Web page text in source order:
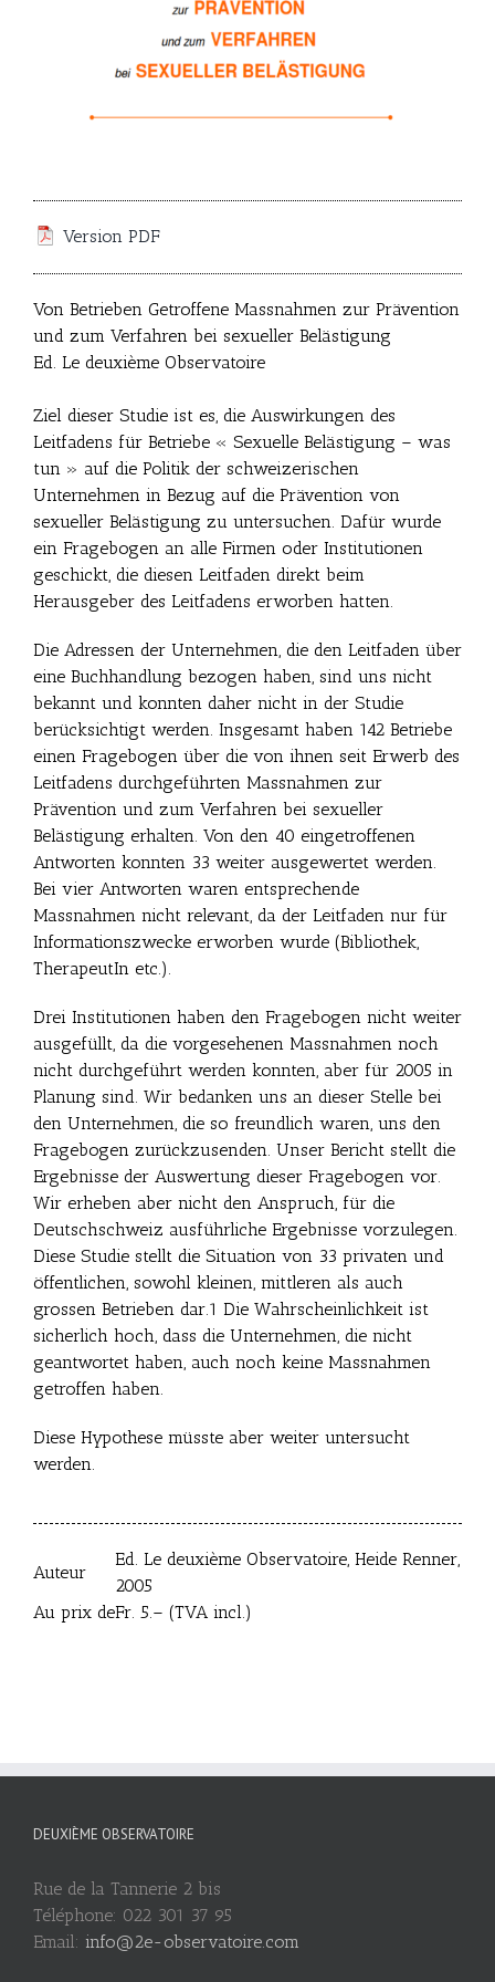
Version PDF
Von Betrieben Getroffene Massnahmen zur Prävention
und zum Verfahren bei sexueller Belästigung
Ed. Le deuxième Observatoire
Ziel dieser Studie ist es, die Auswirkungen des
Leitfadens für Betriebe « Sexuelle Belästigung – was
tun » auf die Politik der schweizerischen
Unternehmen in Bezug auf die Prävention von
sexueller Belästigung zu untersuchen. Dafür wurde
ein Fragebogen an alle Firmen oder Institutionen
geschickt, die diesen Leitfaden direkt beim
Herausgeber des Leitfadens erworben hatten.
Die Adressen der Unternehmen, die den Leitfaden über
eine Buchhandlung bezogen haben, sind uns nicht
bekannt und konnten daher nicht in der Studie
berücksichtigt werden. Insgesamt haben 142 Betriebe
einen Fragebogen über die von ihnen seit Erwerb des
Leitfadens durchgeführten Massnahmen zur
Prävention und zum Verfahren bei sexueller
Belästigung erhalten. Von den 40 eingetroffenen
Antworten konnten 33 weiter ausgewertet werden.
Bei vier Antworten waren entsprechende
Massnahmen nicht relevant, da der Leitfaden nur für
Informationszwecke erworben wurde (Bibliothek,
TherapeutIn etc.).
Drei Institutionen haben den Fragebogen nicht weiter
ausgefüllt, da die vorgesehenen Massnahmen noch
nicht durchgeführt werden konnten, aber für 2005 in
Planung sind. Wir bedanken uns an dieser Stelle bei
den Unternehmen, die so freundlich waren, uns den
Fragebogen zurückzusenden. Unser Bericht stellt die
Ergebnisse der Auswertung dieser Fragebogen vor.
Wir erheben aber nicht den Anspruch, für die
Deutschschweiz ausführliche Ergebnisse vorzulegen.
Diese Studie stellt die Situation von 33 privaten und
öffentlichen, sowohl kleinen, mittleren als auch
grossen Betrieben dar.1 Die Wahrscheinlichkeit ist
sicherlich hoch, dass die Unternehmen, die nicht
geantwortet haben, auch noch keine Massnahmen
getroffen haben.
Diese Hypothese müsste aber weiter untersucht
werden.
Auteur
Ed. Le deuxième Observatoire, Heide Renner,
2005
Au prix deFr. 5.– (TVA incl.)
DEUXIÈME OBSERVATOIRE
Rue de la Tannerie 2 bis
Téléphone: 022 301 37 95
Email: info@2e-observatoire.com